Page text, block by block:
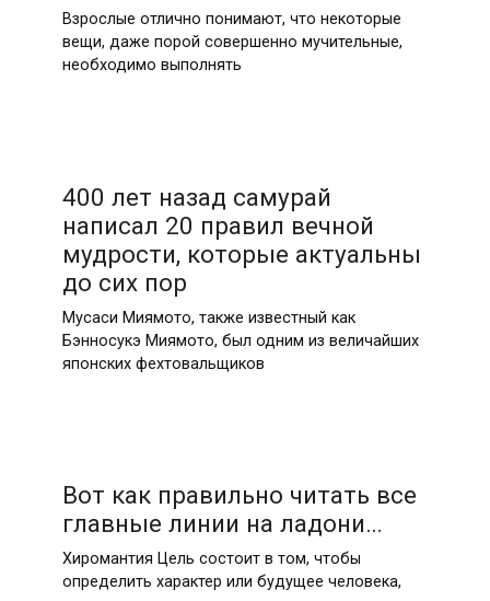
Взрослые отлично понимают, что некоторые
вещи, даже порой совершенно мучительные,
необходимо выполнять
400 лет назад самурай
написал 20 правил вечной
мудрости, которые актуальны
до сих пор
Мусаси Миямото, также известный как
Бэнносукэ Миямото, был одним из величайших
японских фехтовальщиков
Вот как правильно читать все
главные линии на ладони…
Хиромантия Цель состоит в том, чтобы
определить характер или будущее человека,